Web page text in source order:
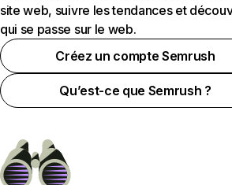
site web, suivre les tendances et
qui se passe sur le web.
Créez un compte Semrush
Qu’est-ce que Semrush ?